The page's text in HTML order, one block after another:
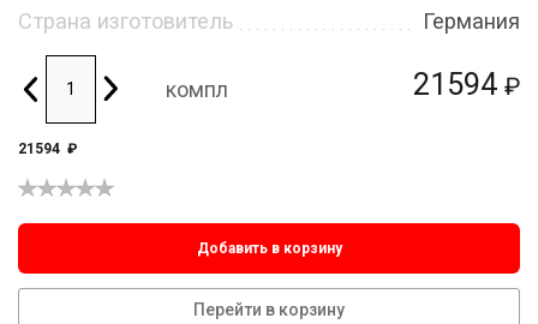
21594 ₽
Страна изготовитель
Германия
компл
21594 ₽
Добавить в корзину
Перейти в корзину